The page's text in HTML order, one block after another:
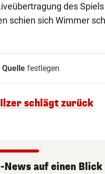
des
schien sich Wimmer
festlegen
schlägt zurück
News auf einen Blick